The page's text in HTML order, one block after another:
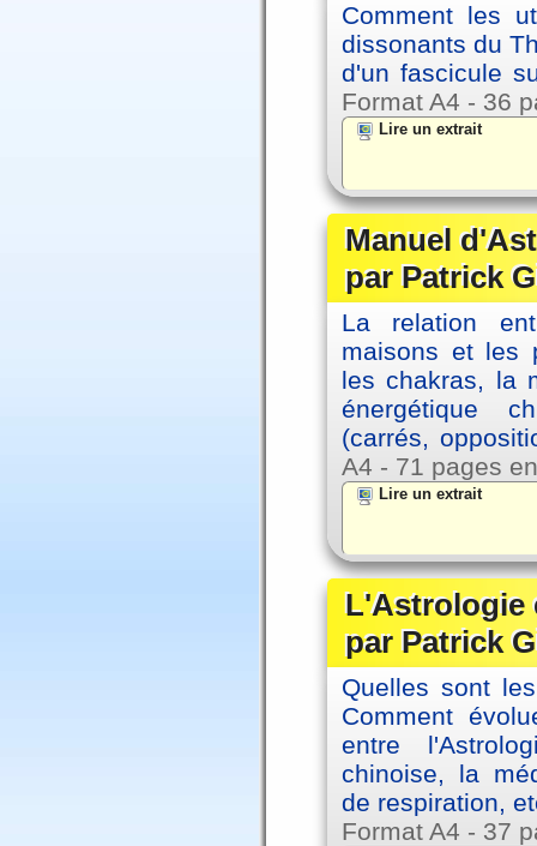
Comment les
dissonants du
d'un fascicule
Format A4 - 36
Lire un extrait
Manuel
par Patrick
La relation
maisons et les
les chakras, la
énergétique
(carrés,
A4 - 71 pages
Lire un extrait
L'Astrologie
par Patrick
Quelles sont
Comment
entre
chinoise, la
de respiration,
Format A4 - 37